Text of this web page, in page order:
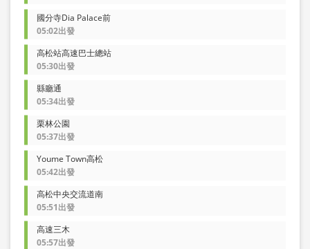
國分寺Dia Palace前
05:02出發
高松站高速巴士總站
05:30出發
縣廳通
05:34出發
栗林公園
05:37出發
Youme Town高松
05:42出發
高松中央交流道南
05:51出發
高速三木
05:57出發